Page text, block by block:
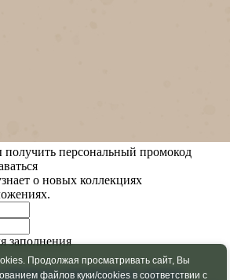
получить персональный промокод
о новых коллекциях
заполнения
обработку персональных данных,
Продолжая просматривать сайт, Вы
файлов куки/cookies в соответствии с